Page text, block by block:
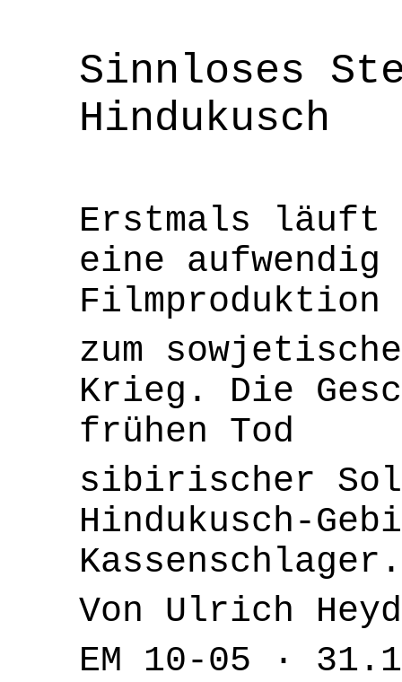
Sinnloses
Hindukusch
Erstmals läuft
eine
Filmproduktion
zum
Krieg. Die
frühen Tod
sibirischer
Hindukusch-
Kassenschlager.
Von Ulrich
EM 10-05 ·